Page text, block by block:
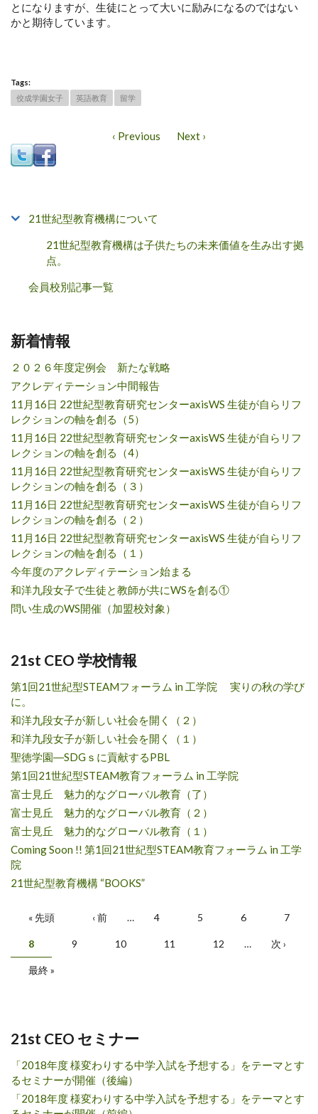
とになりますが、生徒にとって大いに励みになるのではない
かと期待しています。
Tags:
佼成学園女子
英語教育 留学
‹ Previous Next ›
21世紀型教育機構について
21世紀型教育機構は子供たちの未来価値を生み出す拠
点。
会員校別記事一覧
新着情報
２０２６年度定例会 新たな戦略
アクレディテーション中間報告
11月16日 22世紀型教育研究センターaxisWS 生徒が自らリフ
レクションの軸を創る（5）
11月16日 22世紀型教育研究センターaxisWS 生徒が自らリフ
レクションの軸を創る（4）
11月16日 22世紀型教育研究センターaxisWS 生徒が自らリフ
レクションの軸を創る（３）
11月16日 22世紀型教育研究センターaxisWS 生徒が自らリフ
レクションの軸を創る（２）
11月16日 22世紀型教育研究センターaxisWS 生徒が自らリフ
レクションの軸を創る（１）
今年度のアクレディテーション始まる
和洋九段女子で生徒と教師が共にWSを創る①
問い生成のWS開催（加盟校対象）
21st CEO 学校情報
第1回21世紀型STEAMフォーラム in 工学院 実りの秋の学び
に。
和洋九段女子が新しい社会を開く（２）
和洋九段女子が新しい社会を開く（１）
聖徳学園―SDGｓに貢献するPBL
第1回21世紀型STEAM教育フォーラム in 工学院
富士見丘 魅力的なグローバル教育（了）
富士見丘 魅力的なグローバル教育（２）
富士見丘 魅力的なグローバル教育（１）
Coming Soon !! 第1回21世紀型STEAM教育フォーラム in 工学
院
21世紀型教育機構 “BOOKS”
ページ
« 先頭 ‹ 前 … 4 5 6 7
8 9 10 11 12 … 次 ›
最終 »
21st CEO セミナー
「2018年度 様変わりする中学入試を予想する」をテーマとす
るセミナーが開催（後編）
「2018年度 様変わりする中学入試を予想する」をテーマとす